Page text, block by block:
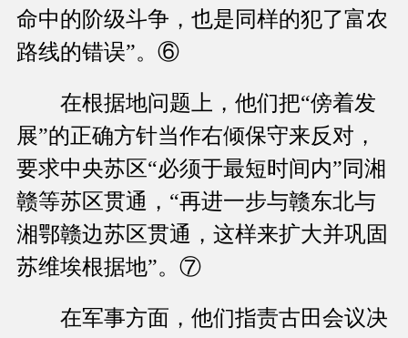
命中的阶级斗争，也是同样的犯了富农
路线的错误”。⑥
在根据地问题上，他们把“傍着发
展”的正确方针当作右倾保守来反对，
要求中央苏区“必须于最短时间内”同湘
赣等苏区贯通，“再进一步与赣东北与
湘鄂赣边苏区贯通，这样来扩大并巩固
苏维埃根据地”。⑦
在军事方面，他们指责古田会议决